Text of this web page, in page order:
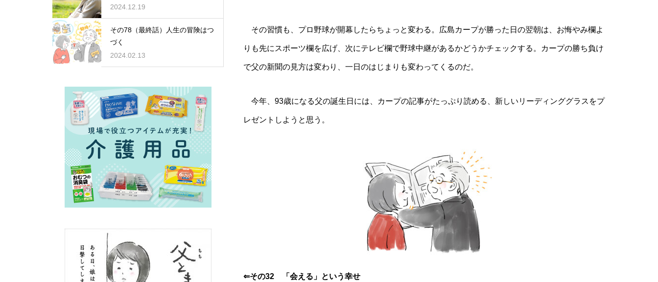
その習慣も、プロ野球が開幕したらちょっと変わる。広島カープが勝った日の翌朝は、お悔やみ欄よ
りも先にスポーツ欄を広げ、次にテレビ欄で野球中継があるかどうかチェックする。カープの勝ち負け
で父の新聞の見方は変わり、一日のはじまりも変わってくるのだ。
今年、93歳になる父の誕生日には、カープの記事がたっぷり読める、新しいリーディンググラスをプ
レゼントしようと思う。
⇐その32 「会える」という幸せ
2024.12.19
その78（最終話）人生の冒険はつ
づく
2024.02.13